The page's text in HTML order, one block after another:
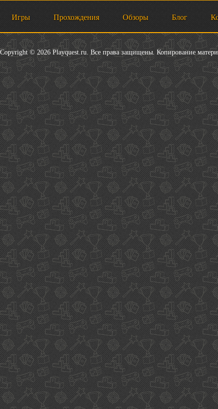
Игры Прохождения Обзоры Блог
Copyright © 2026 Playquest.ru. Все права защищены. Копирование